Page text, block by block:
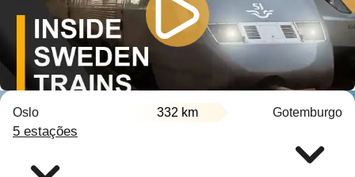
Oslo 332 km Gotemburgo
5 estações